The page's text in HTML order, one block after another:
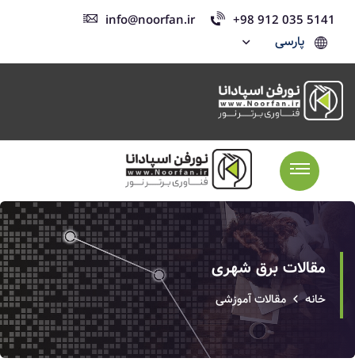
+98 912 035 5141
info@noorfan.ir
پارسی
مقالات برق شهری
خانه مقالات آموزشی